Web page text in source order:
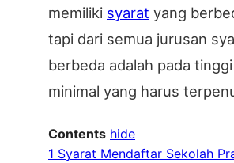
memiliki syarat yang
tapi dari semua jurusan
berbeda adalah pada
minimal yang harus
Contents hide
1 Syarat Mendaftar Sekolah